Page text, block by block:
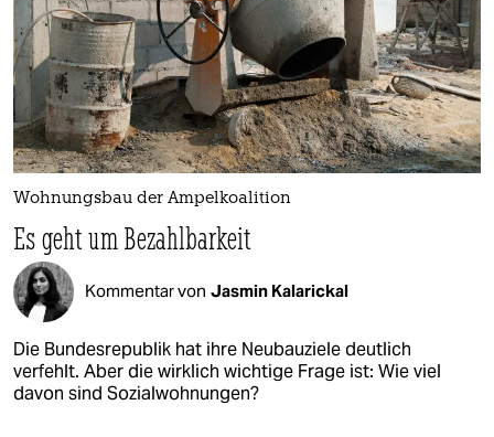
Wohnungsbau der Ampelkoalition
Es geht um Bezahlbarkeit
Kommentar von Jasmin Kalarickal
Die Bundesrepublik hat ihre Neubauziele deutlich
verfehlt. Aber die wirklich wichtige Frage ist: Wie viel
davon sind Sozialwohnungen?